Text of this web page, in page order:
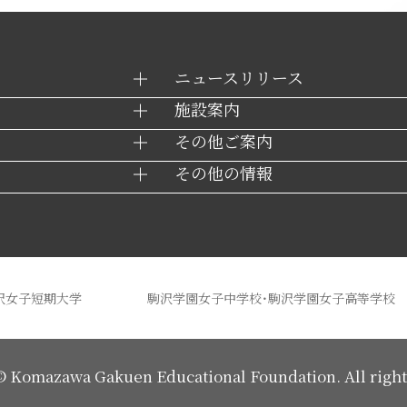
ニュースリリース
施設案内
その他ご案内
その他の情報
女子短期大学 駒沢学園女子中学校・駒沢学園女子高等学校
Komazawa Gakuen Educational Foundation. All